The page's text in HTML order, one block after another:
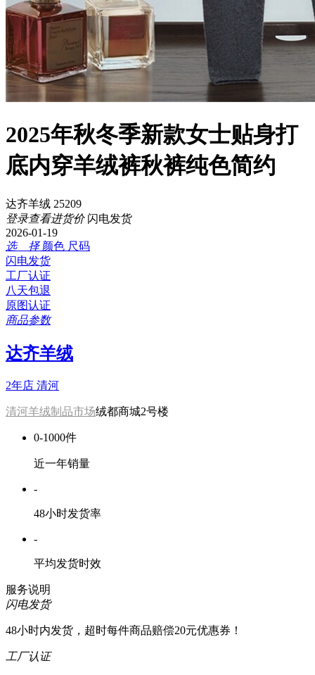
2025年秋冬季新款女士贴身打
底内穿羊绒裤秋裤纯色简约
达齐羊绒 25209
登录查看进货价 闪电发货
2026-01-19
选 择 颜色 尺码
闪电发货
工厂认证
八天包退
原图认证
商品参数
达齐羊绒
2年店 清河
清河羊绒制品市场绒都商城2号楼
0-1000件
近一年销量
-
48小时发货率
-
平均发货时效
服务说明
闪电发货
48小时内发货，超时每件商品赔偿20元优惠券！
工厂认证